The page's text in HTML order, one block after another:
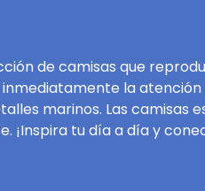
de camisas que
la
marinos. Las
¡Inspira tu día a día y